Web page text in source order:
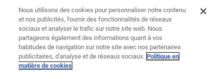
Nous utilisons des cookies pour personnaliser notre contenu
et nos publicités, fournir des fonctionnalités de réseaux
sociaux et analyser le trafic sur notre site web. Nous
partageons également des informations quant à vos
habitudes de navigation sur notre site avec nos partenaires
publicitaires, d'analyse et de réseaux sociaux. Politique en
matière de cookies